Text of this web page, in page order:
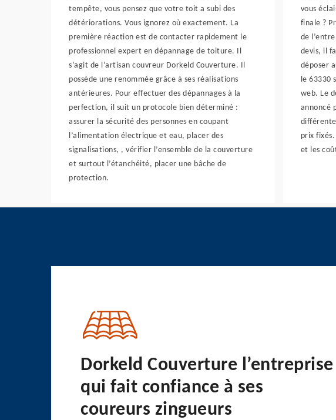
tempête, vous pensez que votre toit a subi des
détériorations. Vous ignorez où exactement. La
première réaction est de contacter rapidement le
professionnel expert en dépannage de toiture. Il
s’agit de l’artisan couvreur Dorkeld Couverture. Il
possède une renommée grâce à ses réalisations
antérieures. Pour effectuer des dépannages à la
perfection, il suit un protocole bien déterminé :
assurer la sécurité des personnes en coupant
l’alimentation électrique et eau, placer des
signalisations, , vérifier l’ensemble de la couverture
et surtout l’étanchéité, placer une bâche de
protection.
vous
finale ?
de
devis, il
déposer
le 63330
web. Le
annoncé
prix
et les
Dorkeld Couverture l’entreprise
qui fait confiance à ses
coureurs zingueurs